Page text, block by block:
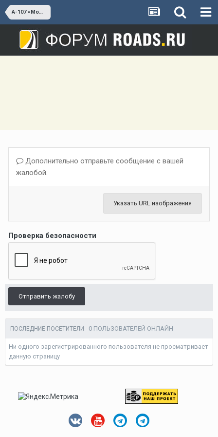
А-107 «Московское малое кольцо»
Дополнительно отправьте сообщение с вашей
жалобой.
Указать URL изображения
Проверка безопасности
Отправить жалобу
ПОСЛЕДНИЕ ПОСЕТИТЕЛИ 0 ПОЛЬЗОВАТЕЛЕЙ ОНЛАЙН
Ни одного зарегистрированного пользователя не просматривает
данную страницу